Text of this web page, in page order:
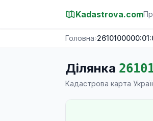
Kadastrova.com
Головна›
Ділянка
Кадастрова карта